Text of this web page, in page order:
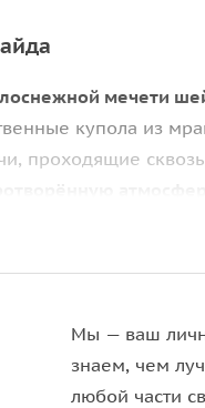
мечети
купола из
проходящие
на
Formula
и
для всей семьи.
Мы — ваш
знаем, чем
любой части